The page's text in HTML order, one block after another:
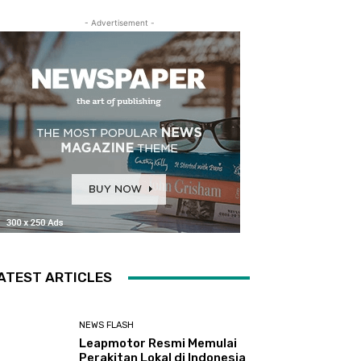
- Advertisement -
ARTICLES
NEWS FLASH
Leapmotor Resmi Memulai
Perakitan Lokal di Indonesia